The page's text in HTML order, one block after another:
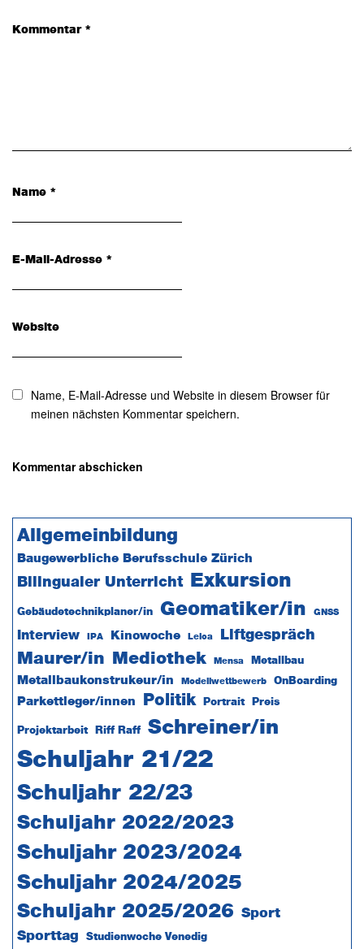
Kommentar *
Name *
E-Mail-Adresse *
Website
Name, E-Mail-Adresse und Website in diesem Browser für
meinen nächsten Kommentar speichern.
Seitenspalte
Allgemeinbildung
Baugewerbliche Berufsschule Zürich
Bilingualer Unterricht Exkursion
Gebäudetechnikplaner/in Geomatiker/in GNSS
Interview IPA Kinowoche Leica Liftgespräch
Maurer/in Mediothek Mensa Metallbau
Metallbaukonstrukeur/in Modellwettbewerb OnBoarding
Parkettleger/innen Politik Portrait Preis
Projektarbeit Riff Raff Schreiner/in
Schuljahr 21/22
Schuljahr 22/23
Schuljahr 2022/2023
Schuljahr 2023/2024
Schuljahr 2024/2025
Schuljahr 2025/2026
Sport
Sporttag
Studienwoche Venedig